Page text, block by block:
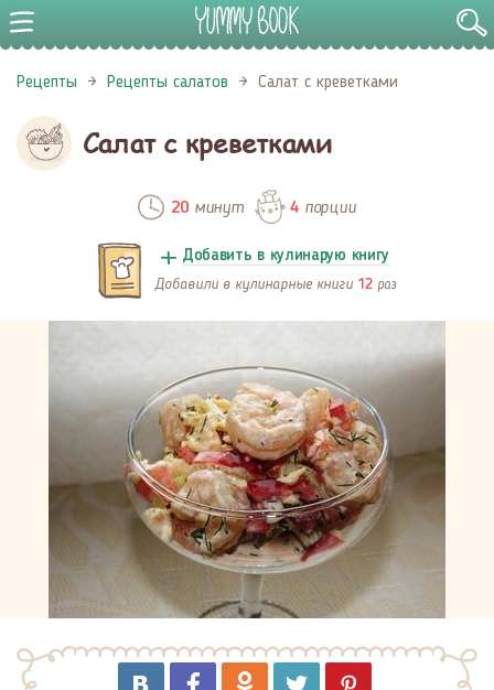
Рецепты Рецепты салатов Салат с креветками
Салат с креветками
20минут 4порции
Добавить в кулинарую книгу
Добавили в кулинарные книги 12 раз